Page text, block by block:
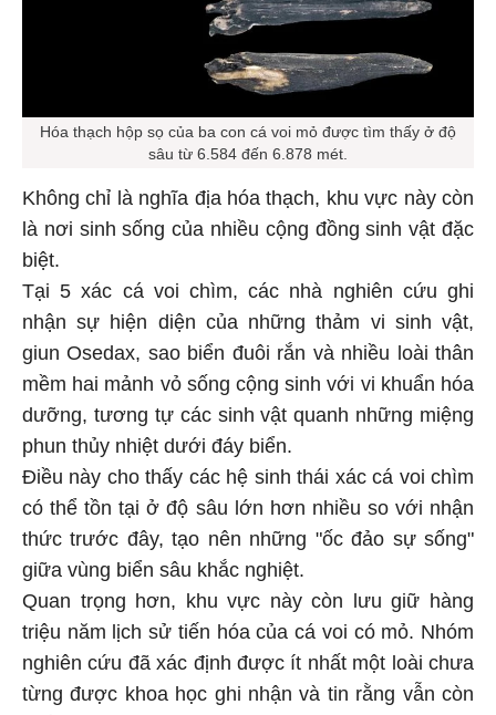
Hóa thạch hộp sọ của ba con cá voi mỏ được tìm thấy ở độ
sâu từ 6.584 đến 6.878 mét.
Không chỉ là nghĩa địa hóa thạch, khu vực này còn
là nơi sinh sống của nhiều cộng đồng sinh vật đặc
biệt.
Tại 5 xác cá voi chìm, các nhà nghiên cứu ghi
nhận sự hiện diện của những thảm vi sinh vật,
giun Osedax, sao biển đuôi rắn và nhiều loài thân
mềm hai mảnh vỏ sống cộng sinh với vi khuẩn hóa
dưỡng, tương tự các sinh vật quanh những miệng
phun thủy nhiệt dưới đáy biển.
Điều này cho thấy các hệ sinh thái xác cá voi chìm
có thể tồn tại ở độ sâu lớn hơn nhiều so với nhận
thức trước đây, tạo nên những "ốc đảo sự sống"
giữa vùng biển sâu khắc nghiệt.
Quan trọng hơn, khu vực này còn lưu giữ hàng
triệu năm lịch sử tiến hóa của cá voi có mỏ. Nhóm
nghiên cứu đã xác định được ít nhất một loài chưa
từng được khoa học ghi nhận và tin rằng vẫn còn